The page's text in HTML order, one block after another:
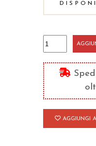
Omelie
su
Ezechiele
quantità
AGGIUNGI